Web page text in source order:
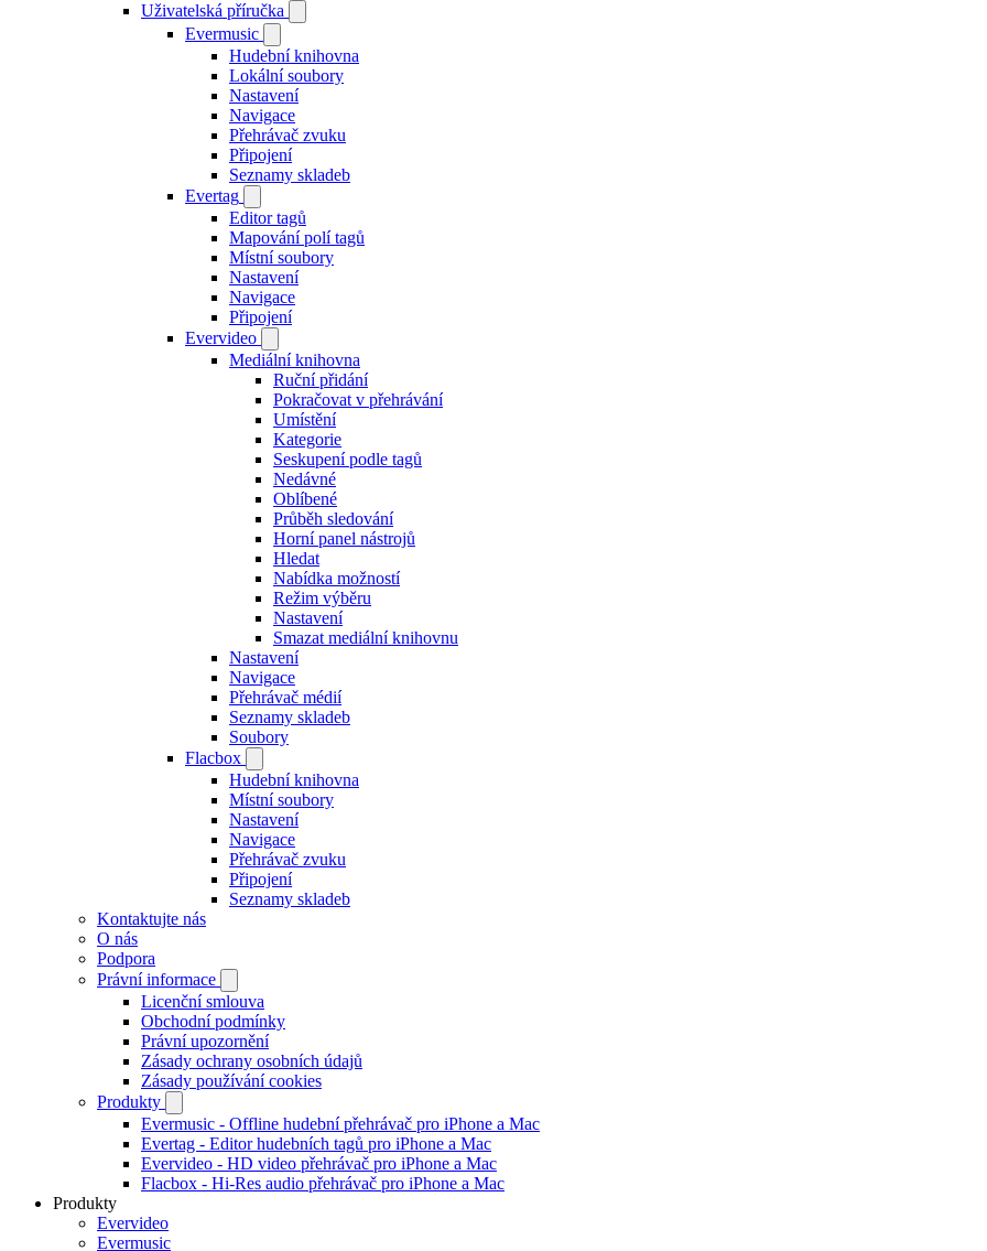
Uživatelská příručka
Evermusic
Hudební knihovna
Lokální soubory
Nastavení
Navigace
Přehrávač zvuku
Připojení
Seznamy skladeb
Evertag
Editor tagů
Mapování polí tagů
Místní soubory
Nastavení
Navigace
Připojení
Evervideo
Mediální knihovna
Ruční přidání
Pokračovat v přehrávání
Umístění
Kategorie
Seskupení podle tagů
Nedávné
Oblíbené
Průběh sledování
Horní panel nástrojů
Hledat
Nabídka možností
Režim výběru
Nastavení
Smazat mediální knihovnu
Nastavení
Navigace
Přehrávač médií
Seznamy skladeb
Soubory
Flacbox
Hudební knihovna
Místní soubory
Nastavení
Navigace
Přehrávač zvuku
Připojení
Seznamy skladeb
Kontaktujte nás
O nás
Podpora
Právní informace
Licenční smlouva
Obchodní podmínky
Právní upozornění
Zásady ochrany osobních údajů
Zásady používání cookies
Produkty
Evermusic - Offline hudební přehrávač pro iPhone a Mac
Evertag - Editor hudebních tagů pro iPhone a Mac
Evervideo - HD video přehrávač pro iPhone a Mac
Flacbox - Hi-Res audio přehrávač pro iPhone a Mac
Produkty
Evervideo
Evermusic